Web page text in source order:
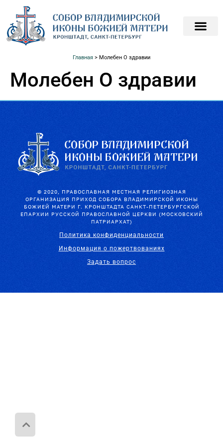
Главная > Молебен О здравии
Молебен О здравии
© 2020, ПРАВОСЛАВНАЯ МЕСТНАЯ РЕЛИГИОЗНАЯ
ОРГАНИЗАЦИЯ ПРИХОД СОБОРА ВЛАДИМИРСКОЙ ИКОНЫ
БОЖИЕЙ МАТЕРИ Г. КРОНШТАДТА САНКТ-ПЕТЕРБУРГСКОЙ
ЕПАРХИИ РУССКОЙ ПРАВОСЛАВНОЙ ЦЕРКВИ (МОСКОВСКИЙ
ПАТРИАРХАТ)
Политика конфиденциальности
Информация о пожертвованиях
Задать вопрос